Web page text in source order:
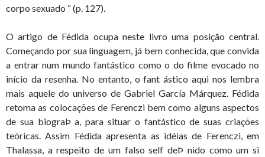
corpo sexuado “ (p. 127).
O artigo de Fédida ocupa neste livro uma posição central.
Começando por sua linguagem, já bem conhecida, que convida
a entrar num mundo fantástico como o do filme evocado no
início da resenha. No entanto, o fant ástico aqui nos lembra
mais aquele do universo de Gabriel García Márquez. Fédida
retoma as colocações de Ferenczi bem como alguns aspectos
de sua biograÞ a, para situar o fantástico de suas criações
teóricas. Assim Fédida apresenta as idéias de Ferenczi, em
Thalassa, a respeito de um falso self deÞ nido como um si